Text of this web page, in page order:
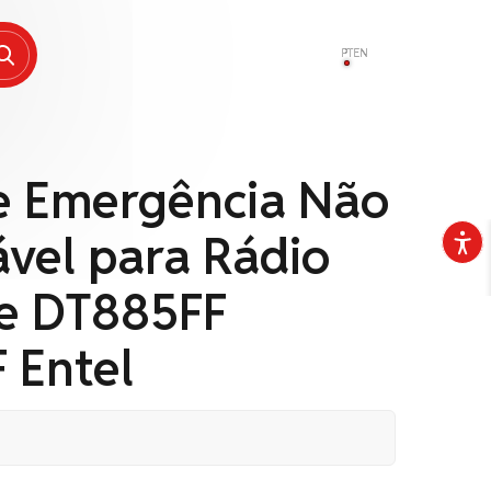
PTEN
Emergência Não
para Rádio
DT885FF
Entel